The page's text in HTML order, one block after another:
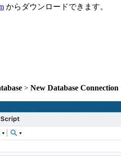
からダウンロードできます。
> New Database Connection